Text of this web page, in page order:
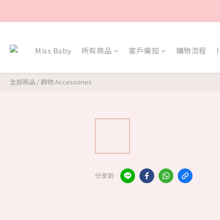
Miss Baby 所有商品 客戶需知 購物流程
全部商品 / 飾物 Accessories
分享到